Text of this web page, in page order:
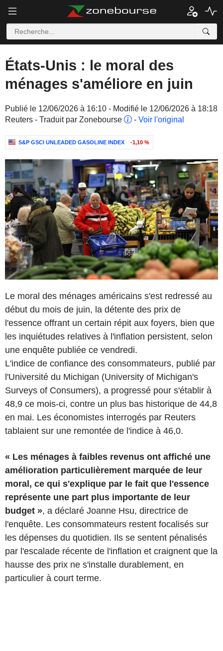
États-Unis : le moral des
ménages s'améliore en juin
Publié le 12/06/2026 à 16:10 - Modifié le 12/06/2026 à 18:18
Reuters - Traduit par Zonebourse
- Voir l'original
S&P GSCI UNLEADED GASOLINE INDEX -1,10 %
Le moral des ménages américains s'est redressé au
début du mois de juin, la détente des prix de
l'essence offrant un certain répit aux foyers, bien que
les inquiétudes relatives à l'inflation persistent, selon
une enquête publiée ce vendredi.
L'indice de confiance des consommateurs, publié par
l'Université du Michigan (University of Michigan's
Surveys of Consumers), a progressé pour s'établir à
48,9 ce mois-ci, contre un plus bas historique de 44,8
en mai. Les économistes interrogés par Reuters
tablaient sur une remontée de l'indice à 46,0.
« Les ménages à faibles revenus ont affiché une
amélioration particulièrement marquée de leur
moral, ce qui s'explique par le fait que l'essence
représente une part plus importante de leur
budget », a déclaré Joanne Hsu, directrice de
l'enquête. Les consommateurs restent focalisés sur
les dépenses du quotidien. Ils se sentent pénalisés
par l'escalade récente de l'inflation et craignent que la
hausse des prix ne s'installe durablement, en
particulier à court terme.